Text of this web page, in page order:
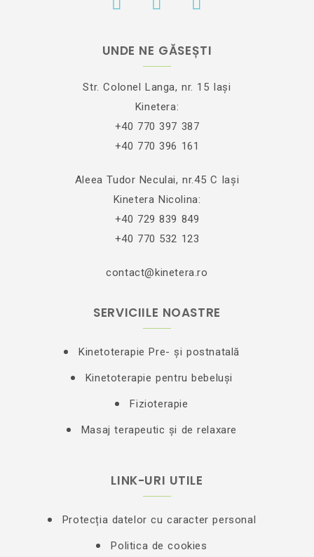
UNDE NE GĂSEȘTI
Str. Colonel Langa, nr. 15 Iași
Kinetera:
+40 770 397 387
+40 770 396 161
Aleea Tudor Neculai, nr.45 C Iași
Kinetera Nicolina:
+40 729 839 849
+40 770 532 123
contact@kinetera.ro
SERVICIILE NOASTRE
Kinetoterapie Pre- și postnatală
Kinetoterapie pentru bebeluși
Fizioterapie
Masaj terapeutic și de relaxare
LINK-URI UTILE
Protecția datelor cu caracter personal
Politica de cookies